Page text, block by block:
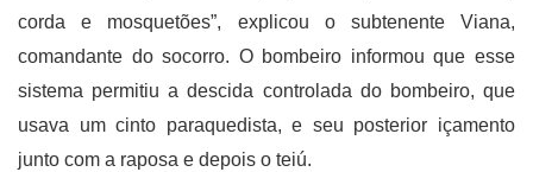
corda e mosquetões”, explicou o subtenente Viana,
comandante do socorro. O bombeiro informou que esse
sistema permitiu a descida controlada do bombeiro, que
usava um cinto paraquedista, e seu posterior içamento
junto com a raposa e depois o teiú.